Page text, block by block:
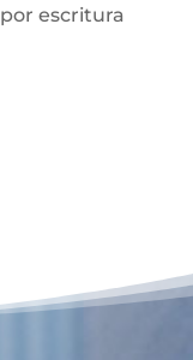
escritura